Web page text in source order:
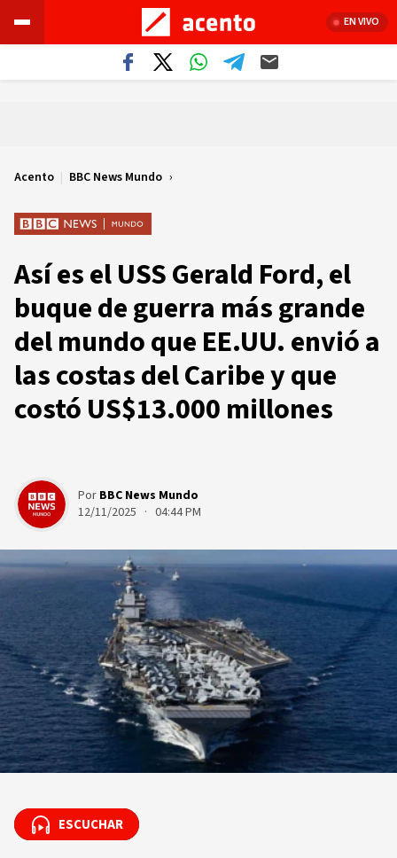
EN VIVO
Acento | BBC News Mundo
Así es el USS Gerald Ford, el
buque de guerra más grande
del mundo que EE.UU. envió a
las costas del Caribe y que
costó US$13.000 millones
Por BBC News Mundo
12/11/2025 · 04:44 PM
ESCUCHAR
ESCUCHAR